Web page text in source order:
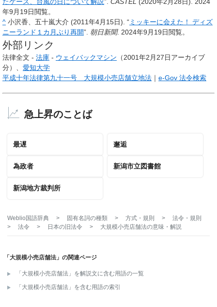
年9月19日閲覧。
^ 小沢香、五十嵐大介 (2011年4月15日). “ ミッキーに会えた！ ディズ
ニーランド１カ月ぶり再開”. 朝日新聞. 2024年9月19日閲覧。
外部リンク
法律全文 - 法庫 - ウェイバックマシン （2001年2月27日アーカイブ
分）、 愛知大学
平成十年法律第九十一号 大規模小売店舗立地法 ｜ e-Gov 法令検索
急上昇のことば
最遅 邂逅
為政者 新潟市立図書館
新潟地方裁判所
Weblio国語辞典 > 固有名詞の種類 > 方式・規則 >
法令・規則
>
法令 > 日本の旧法令 > 大規模小売店舗法の意味・解説
「大規模小売店舗法」の関連ページ
「大規模小売店舗法」を解説文に含む用語の一覧
「大規模小売店舗法」を含む用語の索引